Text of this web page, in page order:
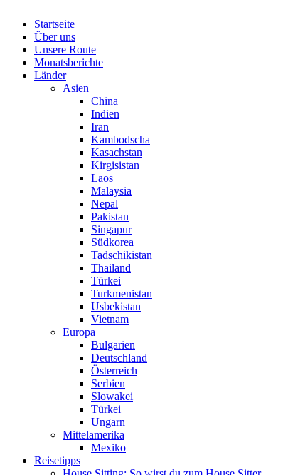
Startseite
Über uns
Unsere Route
Monatsberichte
Länder
Asien
China
Indien
Iran
Kambodscha
Kasachstan
Kirgisistan
Laos
Malaysia
Nepal
Pakistan
Singapur
Südkorea
Tadschikistan
Thailand
Türkei
Turkmenistan
Usbekistan
Vietnam
Europa
Bulgarien
Deutschland
Österreich
Serbien
Slowakei
Türkei
Ungarn
Mittelamerika
Mexiko
Reisetipps